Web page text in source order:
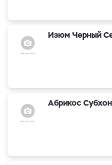
Изюм Черный
Абрикос